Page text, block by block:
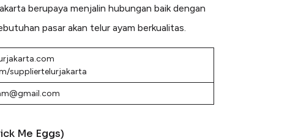
berupaya menjalin hubungan baik dengan
pasar akan telur ayam berkualitas.
suppliertelurjakarta
Me Eggs)